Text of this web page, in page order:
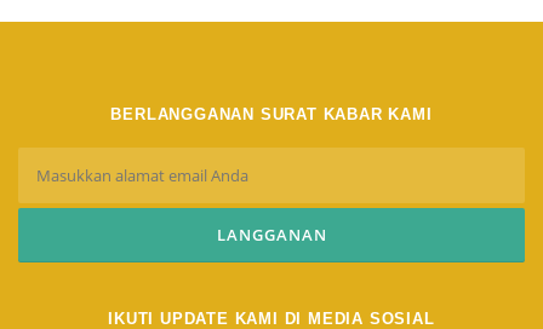
BERLANGGANAN SURAT KABAR KAMI
IKUTI UPDATE KAMI DI MEDIA SOSIAL